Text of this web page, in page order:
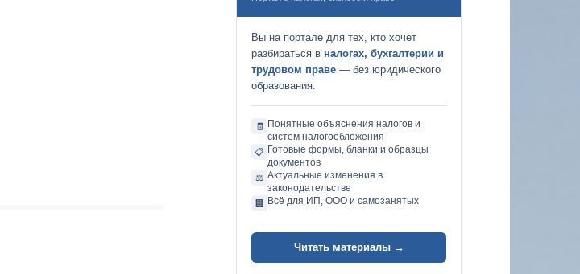
Вы на портале для тех, кто хочет
разбираться в налогах, бухгалтерии и
трудовом праве — без юридического
образования.
🧾
Понятные объяснения налогов и
систем налогообложения
📋 Готовые формы, бланки и образцы
документов
⚖️ Актуальные изменения в
законодательстве
🏢 Всё для ИП, ООО и самозанятых
Читать материалы →